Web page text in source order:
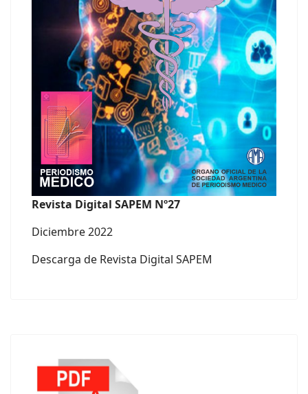
Revista Digital SAPEM Nº27
Diciembre 2022
Descarga de Revista Digital SAPEM